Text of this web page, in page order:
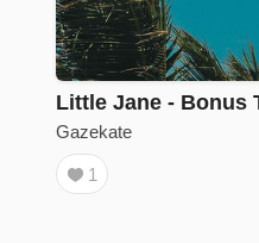
Little Jane - Bonus
Gazekate
1